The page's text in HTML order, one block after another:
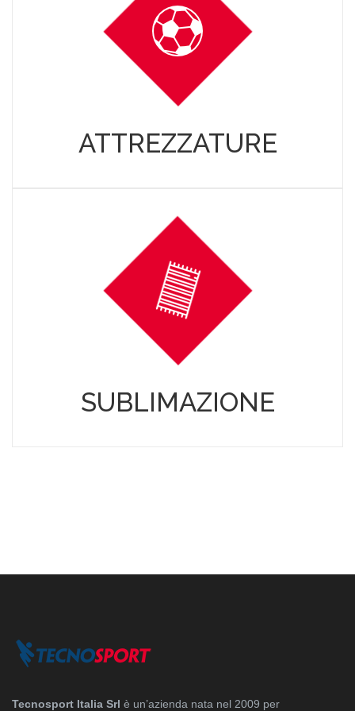
ATTREZZATURE
SUBLIMAZIONE
Tecnosport Italia Srl è un’azienda nata nel 2009 per